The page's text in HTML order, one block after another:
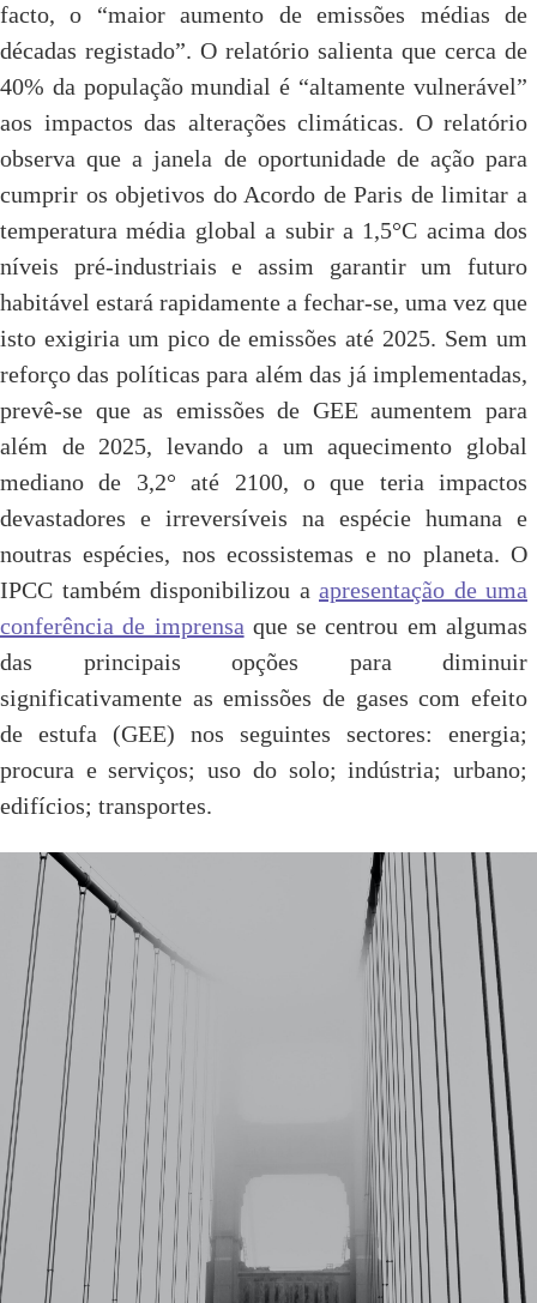
facto, o “maior aumento de emissões médias de
décadas registado”. O relatório salienta que cerca de
40% da população mundial é “altamente vulnerável”
aos impactos das alterações climáticas. O relatório
observa que a janela de oportunidade de ação para
cumprir os objetivos do Acordo de Paris de limitar a
temperatura média global a subir a 1,5°C acima dos
níveis pré-industriais e assim garantir um futuro
habitável estará rapidamente a fechar-se, uma vez que
isto exigiria um pico de emissões até 2025. Sem um
reforço das políticas para além das já implementadas,
prevê-se que as emissões de GEE aumentem para
além de 2025, levando a um aquecimento global
mediano de 3,2° até 2100, o que teria impactos
devastadores e irreversíveis na espécie humana e
noutras espécies, nos ecossistemas e no planeta. O
IPCC também disponibilizou a apresentação de uma
conferência de imprensa que se centrou em algumas
das principais opções para diminuir
significativamente as emissões de gases com efeito
de estufa (GEE) nos seguintes sectores: energia;
procura e serviços; uso do solo; indústria; urbano;
edifícios; transportes.